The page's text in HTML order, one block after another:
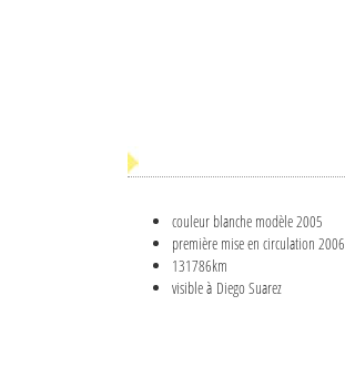
couleur blanche modèle 2005
première mise en circulation 2006
131786km
visible à Diego Suarez